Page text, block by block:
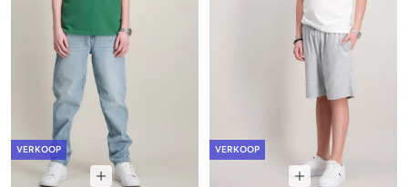
VERKOOP VERKOOP